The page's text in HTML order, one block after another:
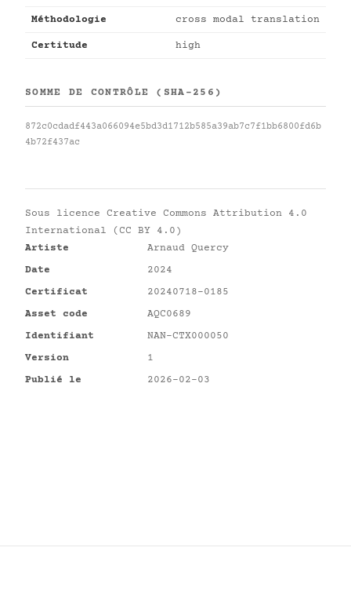
Méthodologie cross modal translation
Certitude high
SOMME DE CONTRÔLE (SHA-256)
872c0cdadf443a066094e5bd3d1712b585a39ab7c7f1bb6800fd6b
4b72f437ac
Sous licence Creative Commons Attribution 4.0
International (CC BY 4.0)
Artiste
Arnaud Quercy
Date
2024
Certificat
20240718-0185
Asset code
AQC0689
Identifiant
NAN-CTX000050
Version
1
Publié le
2026-02-03